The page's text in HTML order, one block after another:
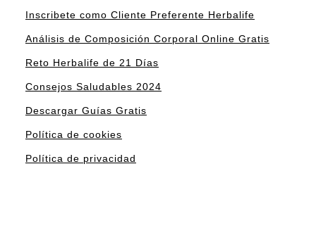
Inscribete como Cliente Preferente Herbalife
Análisis de Composición Corporal Online Gratis
Reto Herbalife de 21 Días
Consejos Saludables 2024
Descargar Guías Gratis
Política de cookies
Política de privacidad